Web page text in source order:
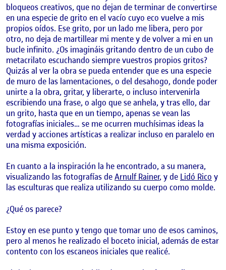
bloqueos creativos, que no dejan de terminar de convertirse
en una especie de grito en el vacío cuyo eco vuelve a mis
propios oídos. Ese grito, por un lado me libera, pero por
otro, no deja de martillear mi mente y de volver a mi en un
bucle infinito. ¿Os imagináis gritando dentro de un cubo de
metacrilato escuchando siempre vuestros propios gritos?
Quizás al ver la obra se pueda entender que es una especie
de muro de las lamentaciones, o del desahogo, donde poder
unirte a la obra, gritar, y liberarte, o incluso intervenirla
escribiendo una frase, o algo que se anhela, y tras ello, dar
un grito, hasta que en un tiempo, apenas se vean las
fotografías iniciales… se me ocurren muchísimas ideas la
verdad y acciones artísticas a realizar incluso en paralelo en
una misma exposición.
En cuanto a la inspiración la he encontrado, a su manera,
visualizando las fotografías deArnulf Rainer, y de Lidó Rico y
las esculturas que realiza utilizando su cuerpo como molde.
¿Qué os parece?
Estoy en ese punto y tengo que tomar uno de esos caminos,
pero al menos he realizado el boceto inicial, además de estar
contento con los escaneos iniciales que realicé.